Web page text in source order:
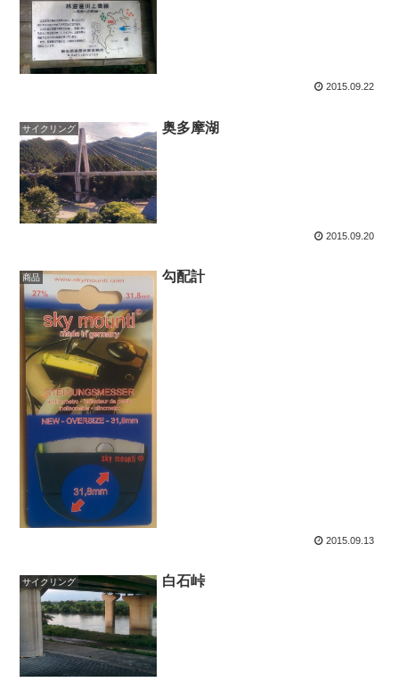
2015.09.22
サイクリング 奥多摩湖
2015.09.20
商品 勾配計
2015.09.13
サイクリング 白石峠